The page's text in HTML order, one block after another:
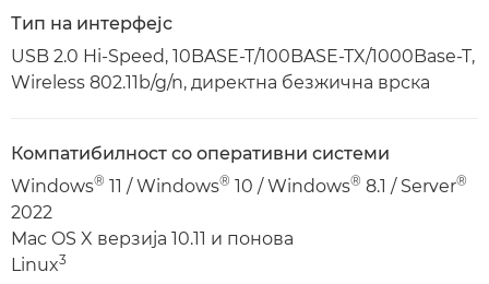
Тип на интерфејс
USB 2.0 Hi-Speed, 10BASE-T/100BASE-TX/1000Base-T,
Wireless 802.11b/g/n, директна безжична врска
Компатибилност со оперативни системи
Windows® 11 / Windows® 10 / Windows® 8.1 / Server®
2022
Mac OS X верзија 10.11 и понова
Linux3